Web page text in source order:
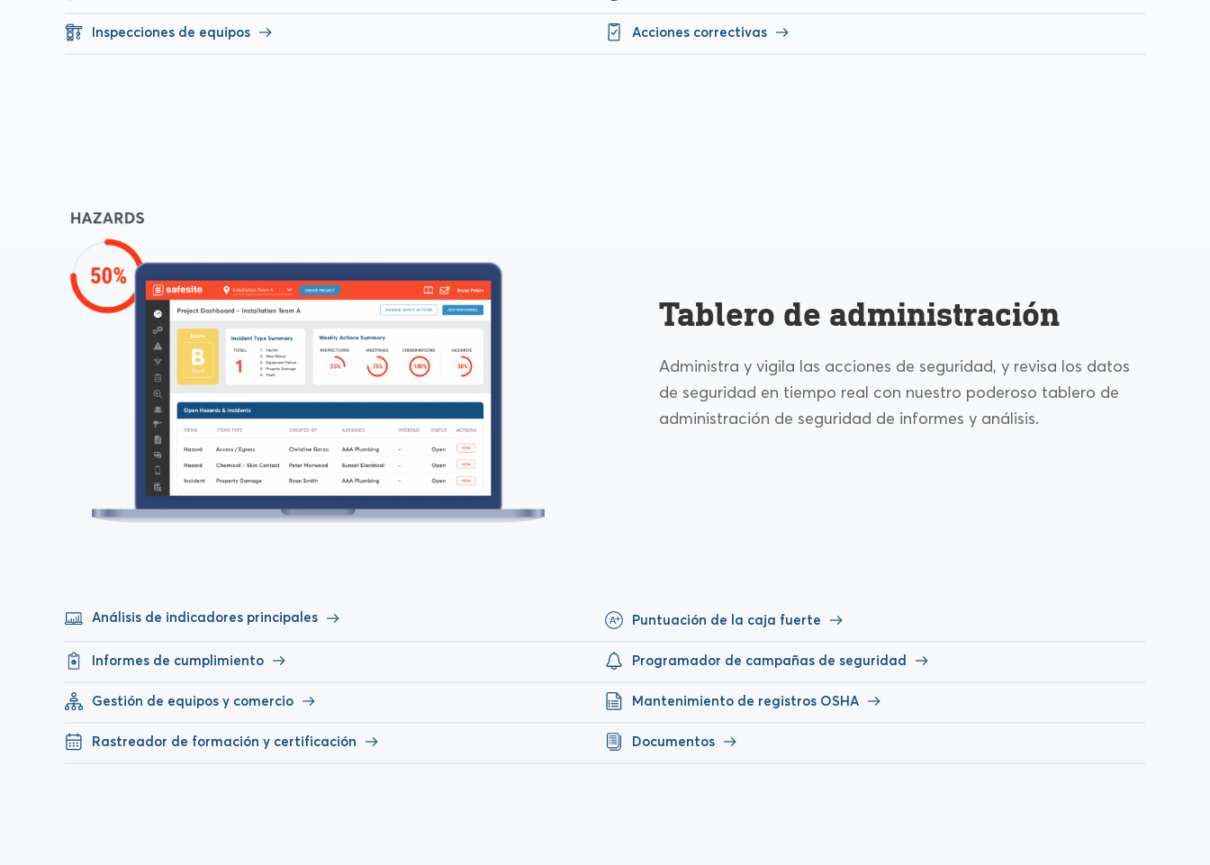
Inspecciones de equipos Acciones correctivas
Tablero de administración
Administra y vigila las acciones de seguridad, y revisa los datos
de seguridad en tiempo real con nuestro poderoso tablero de
administración de seguridad de informes y análisis.
Análisis de indicadores principales A+ Puntuación de la caja fuerte
Informes de cumplimiento Programador de campañas de seguridad
Gestión de equipos y comercio Mantenimiento de registros OSHA
Rastreador de formación y certificación Documentos